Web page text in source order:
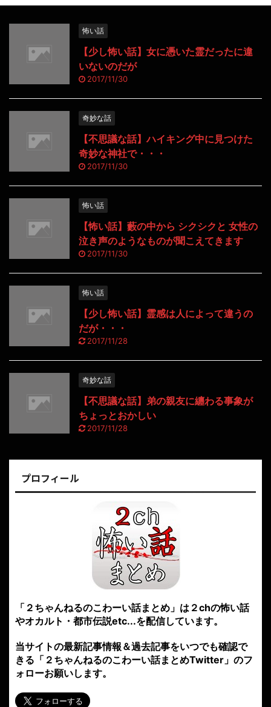
怖い話
【少し怖い話】女に憑いた霊だったに違
いないのだが
2017/11/30
奇妙な話
【不思議な話】ハイキング中に見つけた
奇妙な神社で・・・
2017/11/30
怖い話
【怖い話】藪の中から シクシクと 女性の
泣き声のようなものが聞こえてきます
2017/11/30
怖い話
【少し怖い話】霊感は人によって違うの
だが・・・
2017/11/28
奇妙な話
【不思議な話】弟の親友に纏わる事象が
ちょっとおかしい
2017/11/28
プロフィール
「２ちゃんねるのこわーい話まとめ」は２chの怖い話
やオカルト・都市伝説etc...を配信しています。
当サイトの最新記事情報＆過去記事をいつでも確認で
きる「２ちゃんねるのこわーい話まとめTwitter」のフ
ォローお願いします。